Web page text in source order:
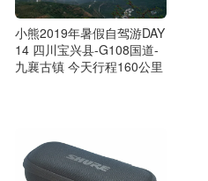
小熊2019年暑假自驾游DAY
14 四川宝兴县-G108国道-
九襄古镇 今天行程160公里